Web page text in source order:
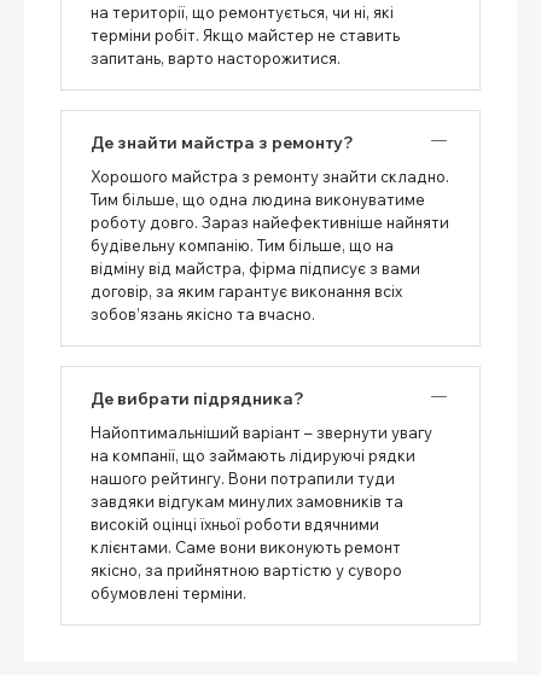
на території, що ремонтується, чи ні, які
терміни робіт. Якщо майстер не ставить
запитань, варто насторожитися.
Де знайти майстра з ремонту?
Хорошого майстра з ремонту знайти складно.
Тим більше, що одна людина виконуватиме
роботу довго. Зараз найефективніше найняти
будівельну компанію. Тим більше, що на
відміну від майстра, фірма підписує з вами
договір, за яким гарантує виконання всіх
зобов’язань якісно та вчасно.
Де вибрати підрядника?
Найоптимальніший варіант – звернути увагу
на компанії, що займають лідируючі рядки
нашого рейтингу. Вони потрапили туди
завдяки відгукам минулих замовників та
високій оцінці їхньої роботи вдячними
клієнтами. Саме вони виконують ремонт
якісно, ​​за прийнятною вартістю у суворо
обумовлені терміни.